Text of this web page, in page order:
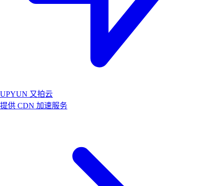
UPYUN 又拍云
提供 CDN 加速服务